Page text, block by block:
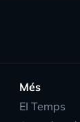
Més
EI Temps